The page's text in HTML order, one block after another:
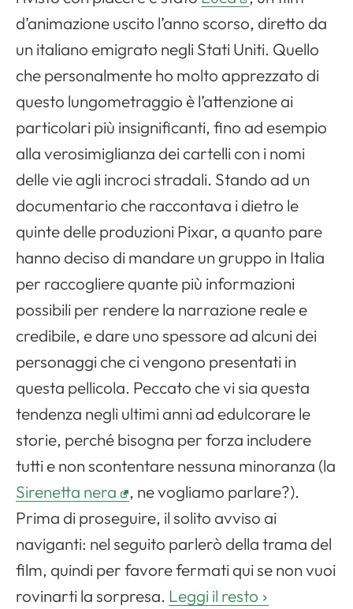
d’animazione uscito l’anno scorso, diretto da
un italiano emigrato negli Stati Uniti. Quello
che personalmente ho molto apprezzato di
questo lungometraggio è l’attenzione ai
particolari più insignificanti, fino ad esempio
alla verosimiglianza dei cartelli con i nomi
delle vie agli incroci stradali. Stando ad un
documentario che raccontava i dietro le
quinte delle produzioni Pixar, a quanto pare
hanno deciso di mandare un gruppo in Italia
per raccogliere quante più informazioni
possibili per rendere la narrazione reale e
credibile, e dare uno spessore ad alcuni dei
personaggi che ci vengono presentati in
questa pellicola. Peccato che vi sia questa
tendenza negli ultimi anni ad edulcorare le
storie, perché bisogna per forza includere
tutti e non scontentare nessuna minoranza (la
Sirenetta nera
, ne vogliamo parlare?).
Prima di proseguire, il solito avviso ai
naviganti: nel seguito parlerò della trama del
film, quindi per favore fermati qui se non vuoi
rovinarti la sorpresa. Leggi il resto